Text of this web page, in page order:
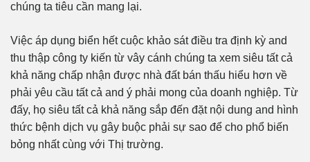
chúng ta tiêu cần mang lại.
Việc áp dụng biển hết cuộc khảo sát điều tra định kỳ and
thu thập công ty kiến từ vây cánh chúng ta xem siêu tất cả
khả năng chấp nhận được nhà đất bán thấu hiểu hơn về
phải yêu cầu tất cả and ý phải mong của doanh nghiệp. Từ
đấy, họ siêu tất cả khả năng sắp đến đặt nội dung and hình
thức bệnh dịch vụ gây buộc phải sự sao để cho phổ biến
bỏng nhất cùng với Thị trường.